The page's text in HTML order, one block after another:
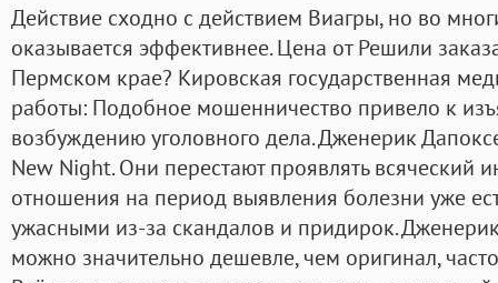
Действие сходно с действием Виагры, но во
оказывается эффективнее. Цена от Решили
Пермском крае? Кировская государственная
работы: Подобное мошенничество привело к
возбуждению уголовного дела. Дженерик
New Night. Они перестают проявлять всяческий
отношения на период выявления болезни уже
ужасными из-за скандалов и придирок.
можно значительно дешевле, чем оригинал,